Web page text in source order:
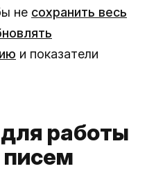
не сохранить весь
и показатели
работы